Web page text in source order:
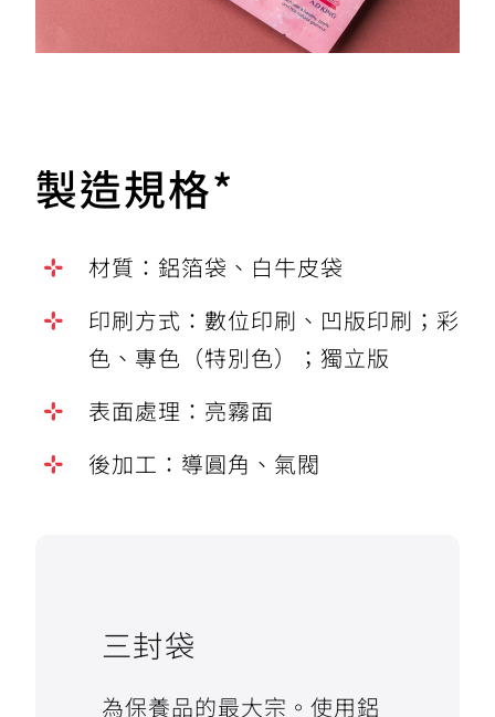
製造規格*
材質：鋁箔袋、白牛皮袋
印刷方式：數位印刷、凹版印刷；彩
色、專色（特別色）；獨立版
表面處理：亮霧面
後加工：導圓角、氣閥
三封袋
為保養品的最大宗。使用鋁